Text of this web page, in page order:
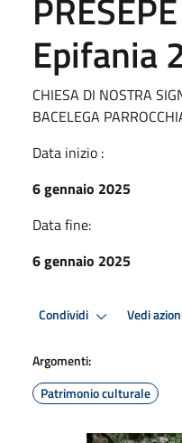
Epifania
CHIESA DI NOSTRA
BACELEGA
Data inizio :
6 gennaio 2025
Data fine:
6 gennaio 2025
Condividi Vedi
Argomenti:
Patrimonio culturale